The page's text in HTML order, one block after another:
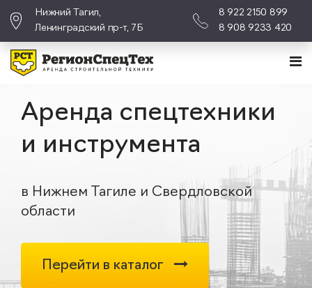
Нижний Тагил,
Ленинградский пр-т, 7Б
8 922 2150 899
8 908 9233 420
Аренда спецтехники
и инструмента
в Нижнем Тагиле и Свердловской
области
Перейти в каталог